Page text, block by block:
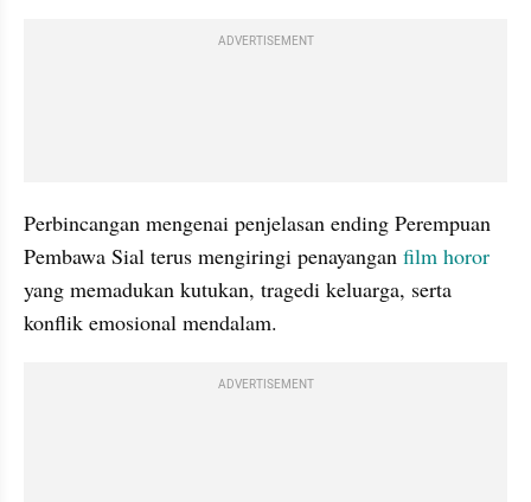
ADVERTISEMENT
Perbincangan mengenai penjelasan ending Perempuan
Pembawa Sial terus mengiringi penayangan film horor
yang memadukan kutukan, tragedi keluarga, serta
konflik emosional mendalam.
ADVERTISEMENT